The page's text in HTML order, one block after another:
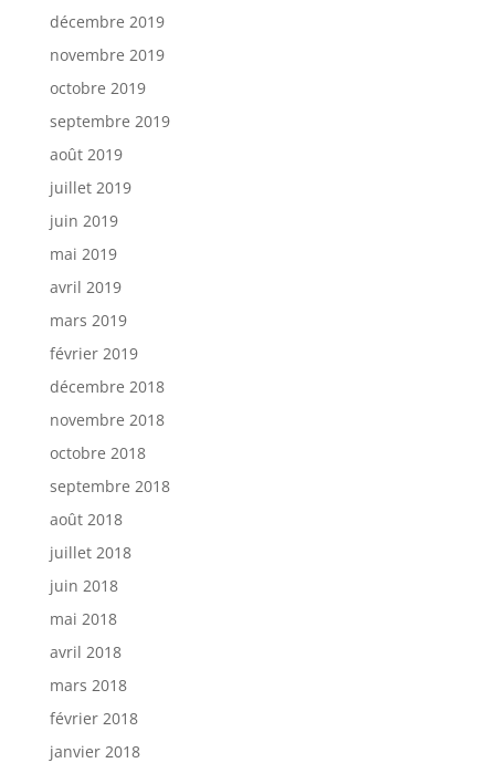
décembre 2019
novembre 2019
octobre 2019
septembre 2019
août 2019
juillet 2019
juin 2019
mai 2019
avril 2019
mars 2019
février 2019
décembre 2018
novembre 2018
octobre 2018
septembre 2018
août 2018
juillet 2018
juin 2018
mai 2018
avril 2018
mars 2018
février 2018
janvier 2018